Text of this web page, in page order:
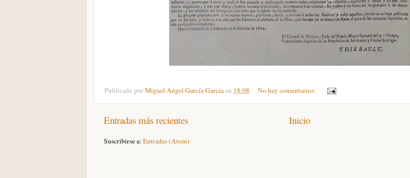
Publicado porMiguel Ángel García Garcíaen 18:08 No hay comentarios:
Entradas más recientes Inicio
Suscribirse a: Entradas (Atom)